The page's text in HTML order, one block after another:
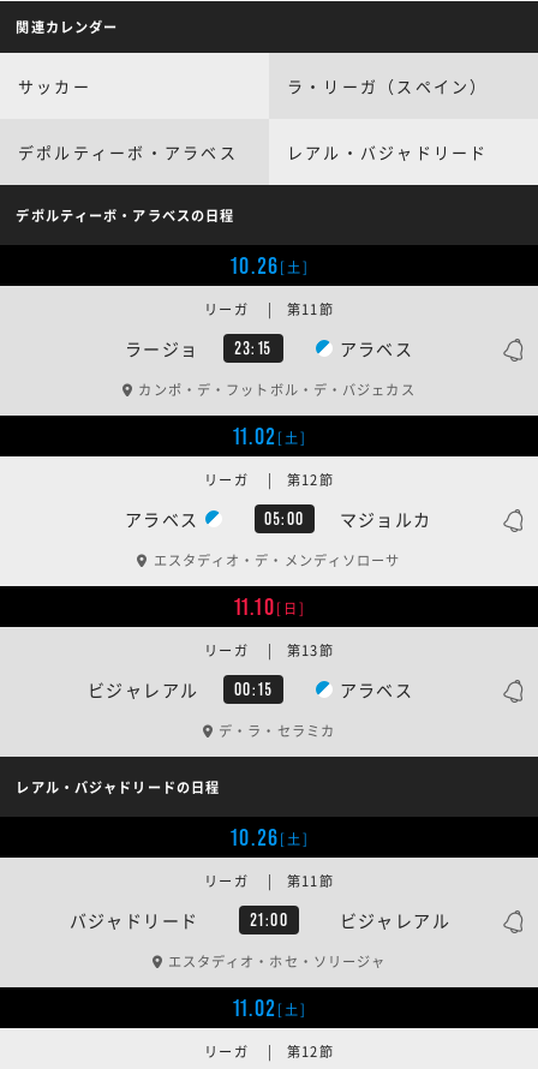
関連カレンダー
サッカー ラ・リーガ（スペイン）
デポルティーボ・アラベス レアル・バジャドリード
デポルティーボ・アラベスの日程
10.26[土]
ラージョ 23:15 アラベス
リーガ | 第11節
カンポ・デ・フットボル・デ・バジェカス
11.02[土]
アラベス 05:00 マジョルカ
リーガ | 第12節
エスタディオ・デ・メンディソローサ
11.10[日]
ビジャレアル 00:15 アラベス
リーガ | 第13節
デ・ラ・セラミカ
レアル・バジャドリードの日程
10.26[土]
バジャドリード 21:00 ビジャレアル
リーガ | 第11節
エスタディオ・ホセ・ソリージャ
11.02[土]
リーガ | 第12節